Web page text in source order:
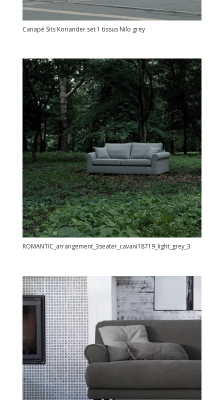
Canapé Sits Koriander set 1 tissus Nilo grey
ROMANTIC_arrangement_3seater_cavani18719_light_grey_3